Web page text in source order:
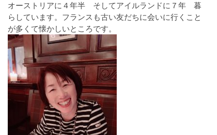
オーストリアに４年半 そしてアイルランドに７年 暮
らしています。フランスも古い友だちに会いに行くこと
が多くて懐かしいところです。